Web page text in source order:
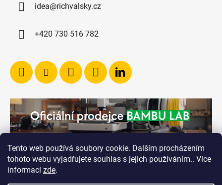
Tento web používá soubory cookie. Dalším procházením
tohoto webu vyjadřujete souhlas s jejich používáním.. Více
informací zde.
idea@richvalsky.cz
+420 730 516 782